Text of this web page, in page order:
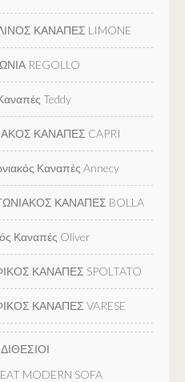
ΚΑΝΑΠΕΣ LIMONE
REGOLLO
Teddy
ΚΑΝΑΠΕΣ CAPRI
Καναπές Annecy
ΚΑΝΑΠΕΣ BOLLA
Καναπές Oliver
ΚΑΝΑΠΕΣ SPOLTATO
ΚΑΝΑΠΕΣ VARESE
MODERN SOFA